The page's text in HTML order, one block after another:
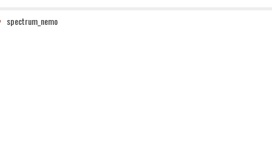
spectrum_nemo